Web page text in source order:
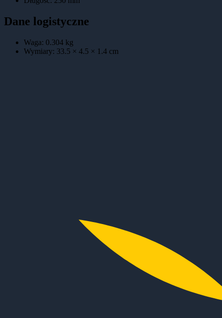
Dane logistyczne
Waga: 0.304 kg
Wymiary: 33.5 × 4.5 × 1.4 cm